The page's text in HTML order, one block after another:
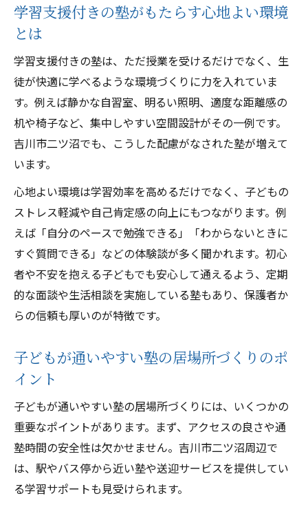
学習支援付きの塾がもたらす心地よい環境
とは
学習支援付きの塾は、ただ授業を受けるだけでなく、生
徒が快適に学べるような環境づくりに力を入れていま
す。例えば静かな自習室、明るい照明、適度な距離感の
机や椅子など、集中しやすい空間設計がその一例です。
吉川市二ツ沼でも、こうした配慮がなされた塾が増えて
います。
心地よい環境は学習効率を高めるだけでなく、子どもの
ストレス軽減や自己肯定感の向上にもつながります。例
えば「自分のペースで勉強できる」「わからないときに
すぐ質問できる」などの体験談が多く聞かれます。初心
者や不安を抱える子どもでも安心して通えるよう、定期
的な面談や生活相談を実施している塾もあり、保護者か
らの信頼も厚いのが特徴です。
子どもが通いやすい塾の居場所づくりのポ
イント
子どもが通いやすい塾の居場所づくりには、いくつかの
重要なポイントがあります。まず、アクセスの良さや通
塾時間の安全性は欠かせません。吉川市二ツ沼周辺で
は、駅やバス停から近い塾や送迎サービスを提供してい
る学習サポートも見受けられます。